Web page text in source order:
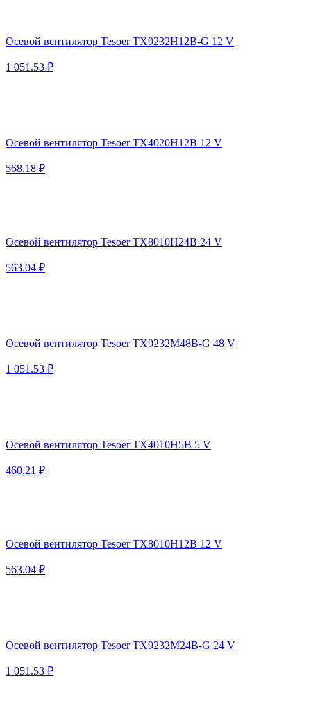
Осевой вентилятор Tesoer TX9232H12B-G 12 V
1 051.53 ₽
Осевой вентилятор Tesoer TX4020H12B 12 V
568.18 ₽
Осевой вентилятор Tesoer TX8010H24B 24 V
563.04 ₽
Осевой вентилятор Tesoer TX9232M48B-G 48 V
1 051.53 ₽
Осевой вентилятор Tesoer TX4010H5B 5 V
460.21 ₽
Осевой вентилятор Tesoer TX8010H12B 12 V
563.04 ₽
Осевой вентилятор Tesoer TX9232M24B-G 24 V
1 051.53 ₽